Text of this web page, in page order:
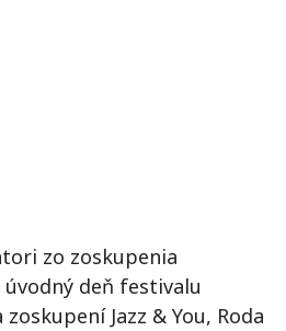
zo zoskupenia
úvodný deň festivalu
Jazz & You, Roda